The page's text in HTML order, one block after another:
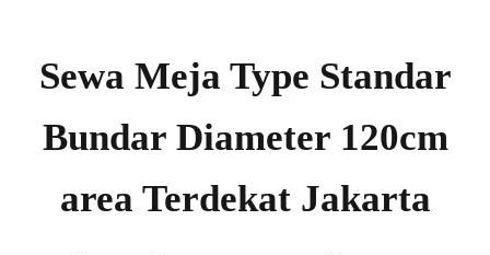
Sewa Meja Type Standar
Bundar Diameter 120cm
area Terdekat Jakarta